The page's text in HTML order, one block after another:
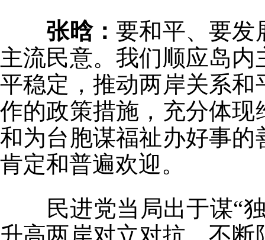
张晗：要和平、要发
主流民意。我们顺应岛
平稳定，推动两岸关系
作的政策措施，充分体
和为台胞谋福祉办好事
肯定和普遍欢迎。
民进党当局出于谋“独